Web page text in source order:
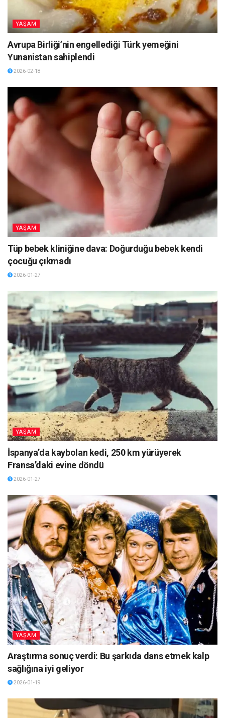
YAŞAM
Avrupa Birliği’nin engellediği Türk yemeğini
Yunanistan sahiplendi
2026-02-18
YAŞAM
Tüp bebek kliniğine dava: Doğurduğu bebek kendi
çocuğu çıkmadı
2026-01-27
YAŞAM
İspanya’da kaybolan kedi, 250 km yürüyerek
Fransa’daki evine döndü
2026-01-27
YAŞAM
Araştırma sonuç verdi: Bu şarkıda dans etmek kalp
sağlığına iyi geliyor
2026-01-19